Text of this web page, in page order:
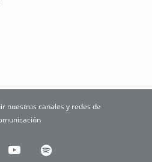
nuestros canales y redes de